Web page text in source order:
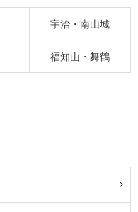
宇治・南山城
福知山・舞鶴